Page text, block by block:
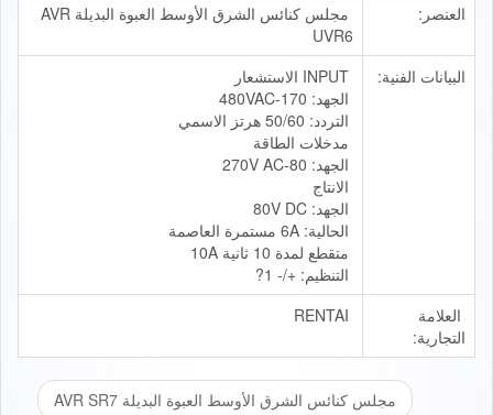
العنصر:
مجلس كنائس الشرق الأوسط العبوة البديلة AVR
UVR6
البيانات الفنية:
الجهد: 170-480VAC
التردد: 50/60 هرتز الاسمي
مدخلات الطاقة
الجهد: 80-270V AC
الانتاج
الجهد: 80V DC
الحالية: 6A مستمرة العاصمة
متقطع لمدة 10 ثانية 10A
التنظيم: +/- 1?
العلامة
التجارية:
مجلس كنائس الشرق الأوسط العبوة البديلة AVR SR7